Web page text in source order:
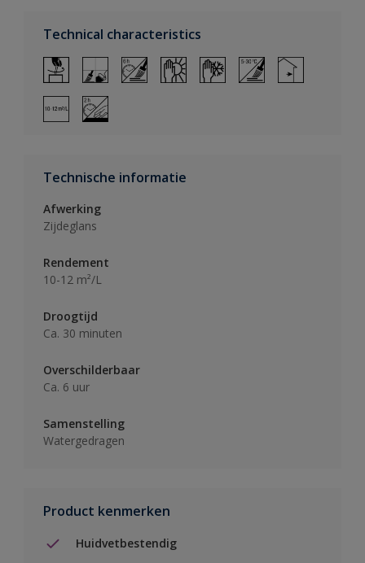
Technical characteristics
Technische informatie
Afwerking
Zijdeglans
Rendement
10-12 m²/L
Droogtijd
Ca. 30 minuten
Overschilderbaar
Ca. 6 uur
Samenstelling
Watergedragen
Product kenmerken
Huidvetbestendig